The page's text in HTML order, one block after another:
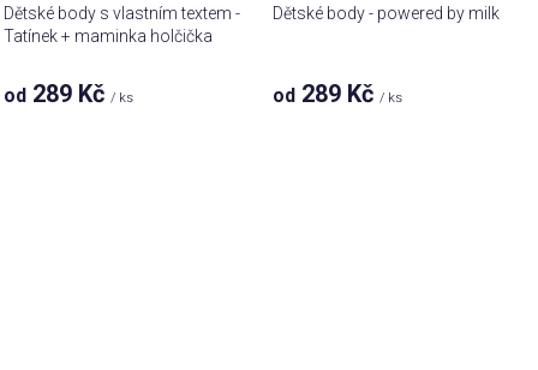
Dětské body s vlastním textem -
Tatínek + maminka holčička
od 289 Kč/ ks
Dětské body - powered by milk
od 289 Kč/ ks